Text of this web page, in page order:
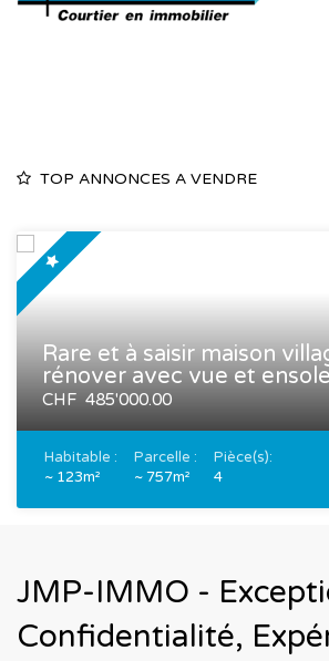
TOP ANNONCES A VENDRE
Rare et à saisir maison
rénover avec vue et
CHF 485'000.00
Habitable :
~ 123m²
Parcelle :
~ 757m²
Pièce(s):
4
JMP-IMMO -
Confidentialité,